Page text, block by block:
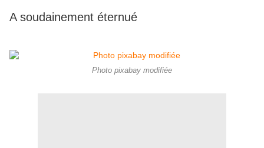
A soudainement éternué
Photo pixabay modifiée